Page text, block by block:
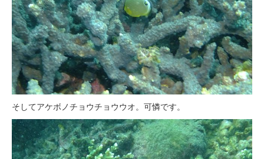
そしてアケボノチョウチョウウオ。可憐です。